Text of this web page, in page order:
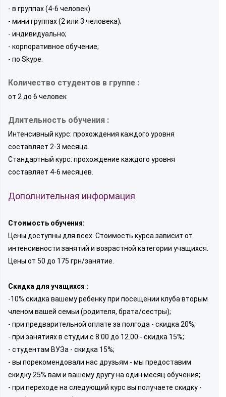
- в группах (4-6 человек)
- мини группах (2 или 3 человека);
- индивидуально;
- корпоративное обучение;
- по Skype.
Количество студентов в группе :
от 2 до 6 человек
Длительность обучения :
Интенсивный курс: прохождения каждого уровня
составляет 2-3 месяца.
Стандартный курс: прохождение каждого уровня
составляет 4-6 месяцев.
Дополнительная информация
Стоимость обучения:
Цены доступны для всех. Стоимость курса зависит от
интенсивности занятий и возрастной категории учащихся.
Цены от 50 до 175 грн/занятие.
Скидка для учащихся :
-10% скидка вашему ребенку при посещении клуба вторым
членом вашей семьи (родителя, брата/сестры);
- при предварительной оплате за полгода - скидка 20%;
- при занятиях в студии с 8.00 до 12.00 - скидка 15%;
- студентам ВУЗа - скидка 15%;
- вы порекомендовали нас друзьям - мы предоставим
скидку 25% вам и вашему другу на один месяц обучения;
- при переходе на следующий курс вы получаете скидку -